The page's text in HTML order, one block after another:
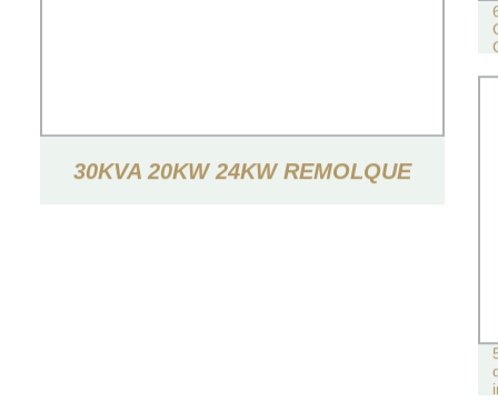
30KVA 20KW 24KW REMOLQUE